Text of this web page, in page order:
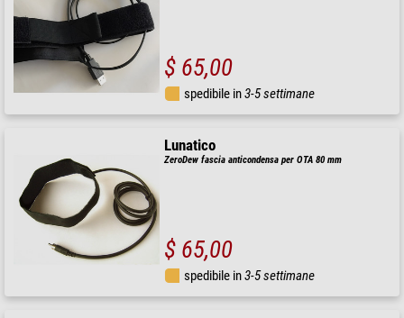
$ 65,00
spedibile in3-5 settimane
Lunatico
ZeroDew fascia anticondensa per OTA 80 mm
$ 65,00
spedibile in3-5 settimane